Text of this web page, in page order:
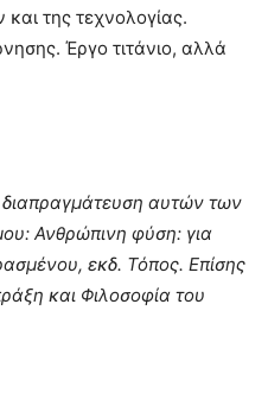
της τεχνολογίας.
Έργο τιτάνιο, αλλά
διαπραγμάτευση αυτών των
Ανθρώπινη φύση: για
εκδ. Τόπος. Επίσης
και Φιλοσοφία του